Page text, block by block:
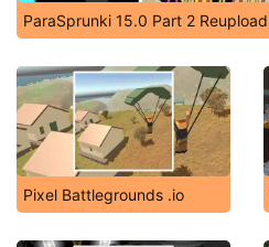
ParaSprunki 15.0 Part 2 Reupload
Pixel Battlegrounds .io